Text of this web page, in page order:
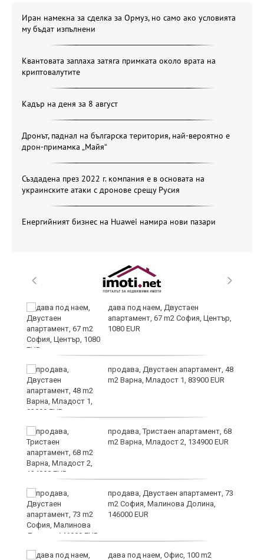
Иран намекна за сделка за Ормуз, но само ако условията
му бъдат изпълнени
Квантовата заплаха затяга примката около врата на
криптовалутите
Кадър на деня за 8 август
Дронът, паднал на българска територия, най-вероятно е
дрон-примамка „Майя“
Създадена през 2022 г. компания е в основата на
украинските атаки с дронове срещу Русия
Енергийният бизнес на Huawei намира нови пазари
дава под наем, Двустаен
апартамент, 67 m2 София, Център,
1080 EUR
продава, Двустаен апартамент, 48
m2 Варна, Младост 1, 83900 EUR
продава, Тристаен апартамент, 68
m2 Варна, Младост 2, 134900 EUR
продава, Двустаен апартамент, 73
m2 София, Малинова Долина,
146000 EUR
дава под наем, Офис, 100 m2